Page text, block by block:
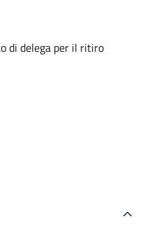
di delega per il ritiro